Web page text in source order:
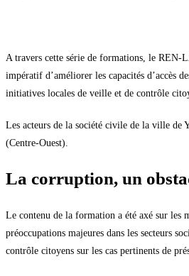
A travers cette série de formations, le REN-
impératif d’améliorer les capacités d’accès
initiatives locales de veille et de contrôle
Les acteurs de la société civile de la ville de
(Centre-Ouest).
La corruption, un
Le contenu de la formation a été axé sur les
préoccupations majeures dans les secteurs
contrôle citoyens sur les cas pertinents de